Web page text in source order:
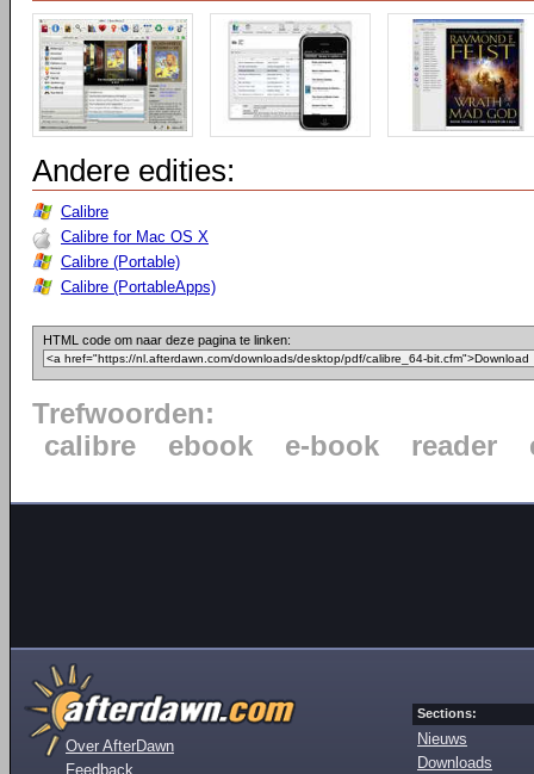
Andere edities:
Calibre
Calibre for Mac OS X
Calibre (Portable)
Calibre (PortableApps)
HTML code om naar deze pagina te linken:
Trefwoorden:
calibre
ebook e-book reader
Over AfterDawn
Feedback
Sections:
Nieuws
Downloads